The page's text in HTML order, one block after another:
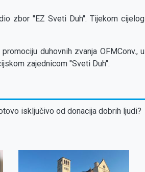
zbor ''EZ Sveti Duh''. Tijekom cijelog
duhovnih zvanja OFMConv., u
zajednicom ''Sveti Duh''.
isključivo od donacija dobrih ljudi?